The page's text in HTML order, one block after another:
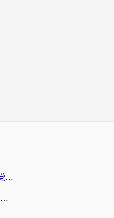
归雁加速器怎么升级快？海外党无缝访问国内资源的全攻略（附免费VPN推荐Dcard热门款）
海外党别被地域卡脖子！xback回国加速器选择全攻略，轻松刷剧玩国服